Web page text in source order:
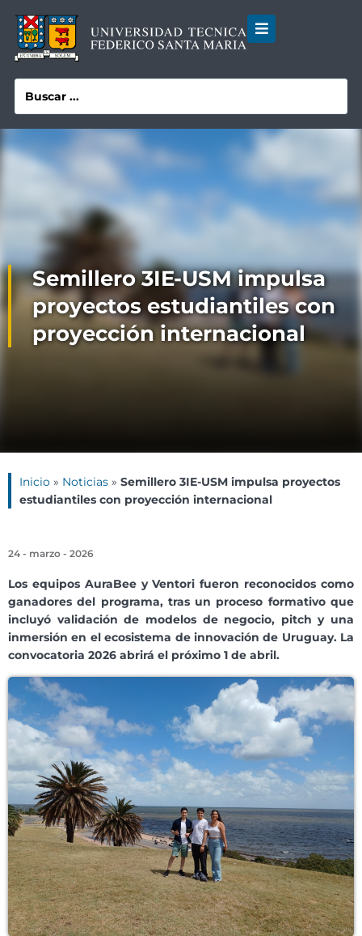
Semillero 3IE-USM impulsa
proyectos estudiantiles con
proyección internacional
Inicio » Noticias » Semillero 3IE-USM impulsa proyectos
estudiantiles con proyección internacional
24 - marzo - 2026
Los equipos AuraBee y Ventori fueron reconocidos como
ganadores del programa, tras un proceso formativo que
incluyó validación de modelos de negocio, pitch y una
inmersión en el ecosistema de innovación de Uruguay. La
convocatoria 2026 abrirá el próximo 1 de abril.